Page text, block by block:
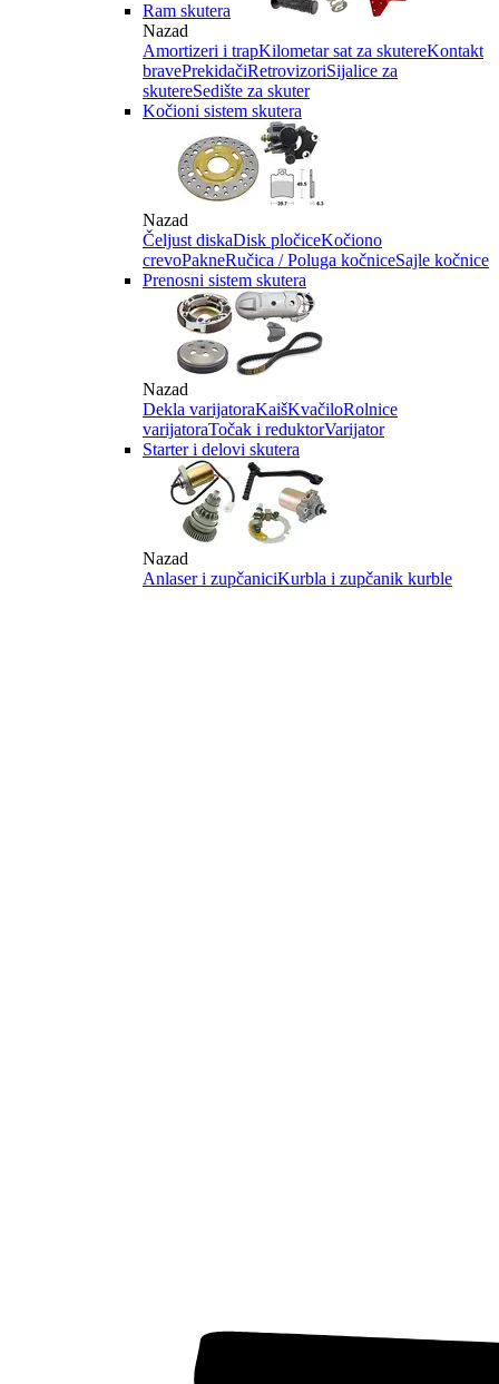
Ram skutera
Nazad
Amortizeri i trapKilometar sat za skutereKontakt
bravePrekidačiRetrovizoriSijalice za
skutereSedište za skuter
Kočioni sistem skutera
Nazad
Čeljust diskaDisk pločiceKočiono
crevoPakneRučica / Poluga kočniceSajle kočnice
Prenosni sistem skutera
Nazad
Dekla varijatoraKaišKvačiloRolnice
varijatoraTočak i reduktorVarijator
Starter i delovi skutera
Nazad
Anlaser i zupčaniciKurbla i zupčanik kurble